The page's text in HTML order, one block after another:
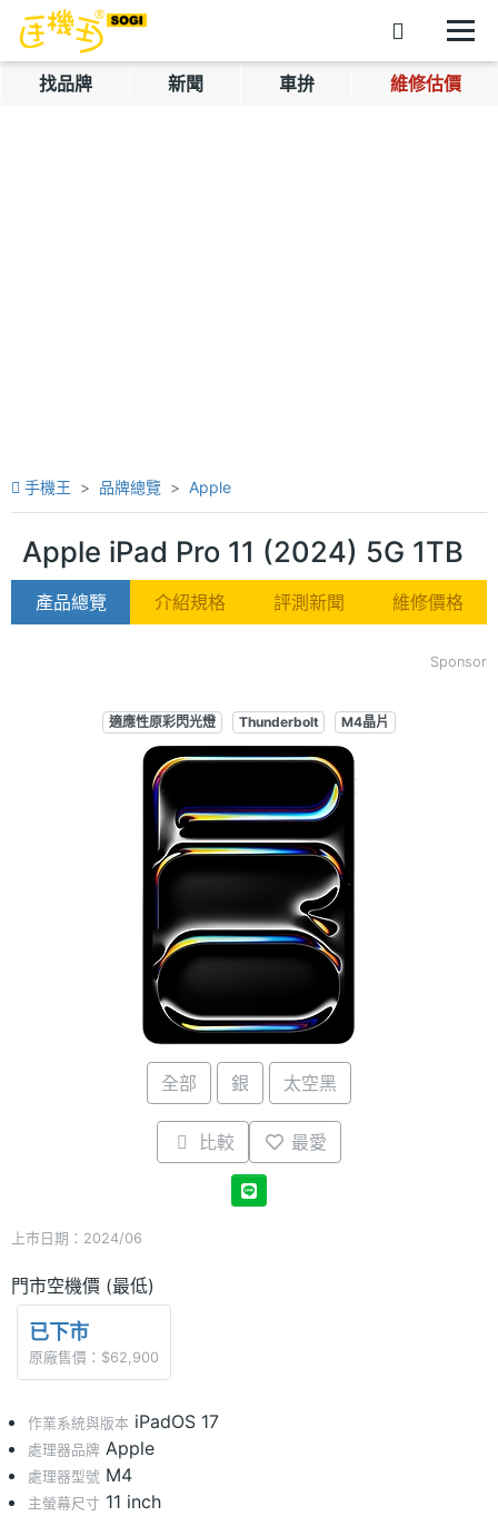
找品牌 新聞 車拚 維修估價
手機王 品牌總覽 Apple
Apple iPad Pro 11 (2024) 5G 1TB
產品總覽 介紹規格 評測新聞 維修價格
Sponsor
適應性原彩閃光燈 Thunderbolt M4晶片
全部 銀 太空黑
比較 最愛
上市日期：2024/06
門市空機價 (最低)
已下市
原廠售價：$62,900
作業系統與版本 iPadOS 17
處理器品牌 Apple
處理器型號 M4
主螢幕尺寸 11 inch